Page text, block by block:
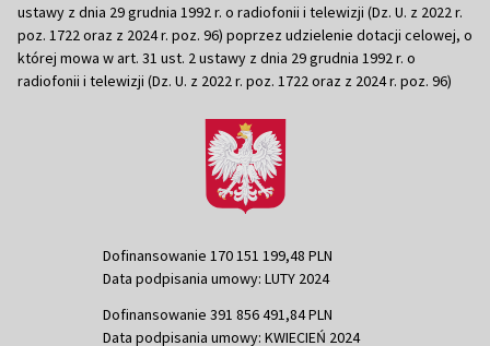
ustawy z dnia 29 grudnia 1992 r. o radiofonii i telewizji (Dz. U. z 2022 r.
poz. 1722 oraz z 2024 r. poz. 96) poprzez udzielenie dotacji celowej, o
której mowa w art. 31 ust. 2 ustawy z dnia 29 grudnia 1992 r. o
radiofonii i telewizji (Dz. U. z 2022 r. poz. 1722 oraz z 2024 r. poz. 96)
Dofinansowanie 170 151 199,48 PLN
Data podpisania umowy: LUTY 2024
Dofinansowanie 391 856 491,84 PLN
Data podpisania umowy: KWIECIEŃ 2024